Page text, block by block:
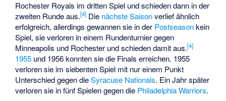
Rochester Royals im dritten Spiel und schieden dann in der
zweiten Runde aus.[4] Die nächste Saisonverlief ähnlich
erfolgreich, allerdings gewannen sie in der Postseasonkein
Spiel, sie verloren in einem Rundenturnier gegen
Minneapolis und Rochester und schieden damit aus.[4]
1955 und 1956 konnten sie die Finals erreichen. 1955
verloren sie im siebenten Spiel mit nur einem Punkt
Unterschied gegen dieSyracuse Nationals. Ein Jahr später
verloren sie in fünf Spielen gegen die Philadelphia Warriors.